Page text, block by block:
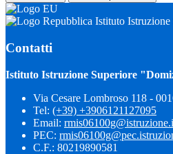
Istituto
Contatti
Istituto Istruzione Superiore
Via Cesare Lombroso 118 -
Tel: (+39) +3906121127095
Email:
PEC:
C.F.: 80219890581